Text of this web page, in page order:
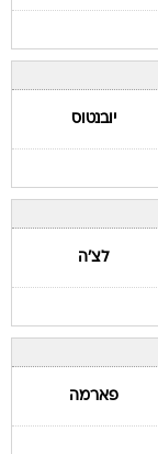
יובנטוס
לצ'ה
פארמה